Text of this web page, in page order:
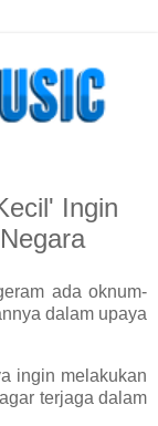
Ingin
ada oknum-
dalam upaya
ingin melakukan
terjaga dalam